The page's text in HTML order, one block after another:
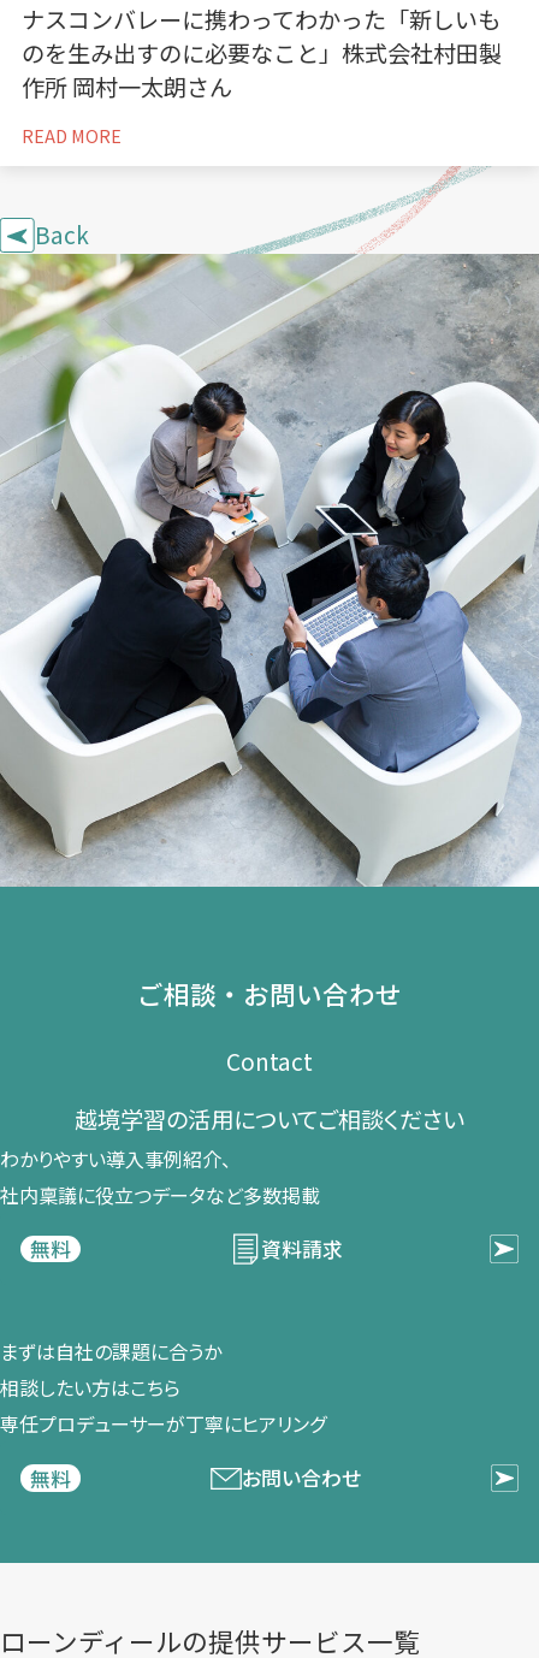
ナスコンバレーに携わってわかった「新しいも
のを生み出すのに必要なこと」株式会社村田製
作所 岡村一太朗さん
READ MORE
Back
ご相談・お問い合わせ
Contact
越境学習の​活用に​ついて​ご相談ください​
わかりやすい導入事例紹介、​
社内稟議に​役立つデータなど​多数掲載
無料
資料請求
まずは​自社の​課題に​合うか​
相談したい方は​こちら
専任プロデューサーが​丁寧に​ヒアリング
無料
お問い合わせ
ローンディールの​提供サービス一覧